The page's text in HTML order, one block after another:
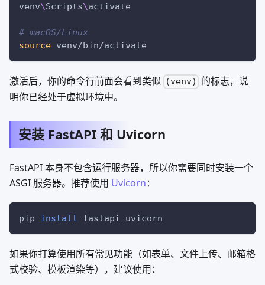
venv\Scripts\activate
# macOS/Linux
source venv/bin/activate
激活后，你的命令行前面会看到类似 (venv)
的标志，说
明你已经处于虚拟环境中。
安装 FastAPI 和 Uvicorn
FastAPI 本身不包含运行服务器，所以你需要同时安装一个
ASGI 服务器。推荐使用 Uvicorn：
pip install fastapi uvicorn
如果你打算使用所有常见功能（如表单、文件上传、邮箱格
式校验、模板渲染等），建议使用：